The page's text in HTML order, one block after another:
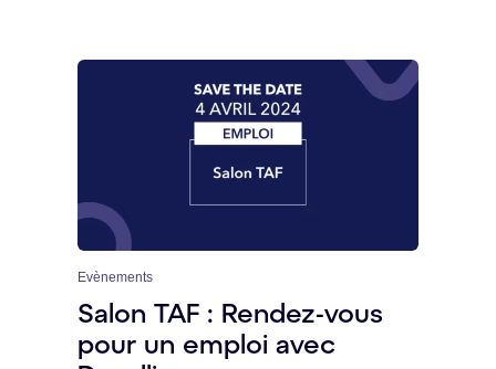
Evènements
Salon TAF : Rendez-vous
pour un emploi avec